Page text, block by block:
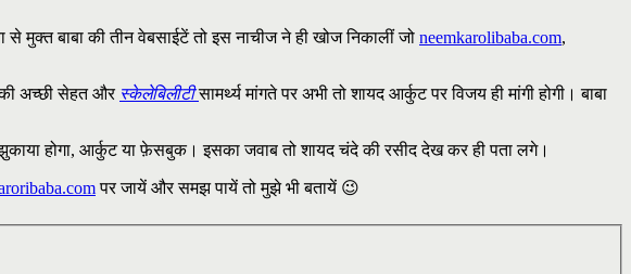
मुक्त बाबा की तीन वेबसाईटें तो इस नाचीज ने ही खोज निकालीं जो neemkarolibaba.com,
अच्छी सेहत और स्केलेबिलीटीसामर्थ्य मांगते पर अभी तो शायद आर्कुट पर विजय ही मांगी होगी। बाबा
होगा, आर्कुट या फ़ेसबुक। इसका जवाब तो शायद चंदे की रसीद देख कर ही पता लगे।
पर जायें और समझ पायें तो मुझे भी बतायें 😉